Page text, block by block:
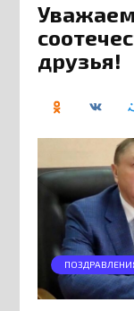
друзья!